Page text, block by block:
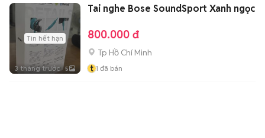
Tin hết hạn
3 tháng trước 5
Tai nghe Bose SoundSport Xanh ngọc
800.000 đ
Tp Hồ Chí Minh
t 1 đã bán